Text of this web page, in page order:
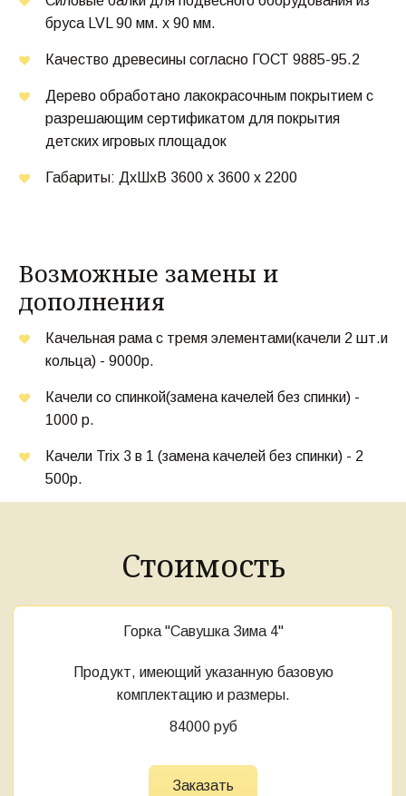
бруса LVL 90 мм. х 90 мм.
Качество древесины согласно ГОСТ 9885-95.2
Дерево обработано лакокрасочным покрытием с
разрешающим сертификатом для покрытия
детских игровых площадок
Габариты: ДхШхВ 3600 х 3600 х 2200
Возможные замены и
дополнения
Качельная рама с тремя элементами(качели 2 шт.и
кольца) - 9000р.
Качели со спинкой(замена качелей без спинки) -
1000 р.
Качели Trix 3 в 1 (замена качелей без спинки) - 2
500р.
Стоимость
Горка "Савушка Зима 4"
Продукт, имеющий указанную базовую
комплектацию и размеры.
84000 руб
Заказать